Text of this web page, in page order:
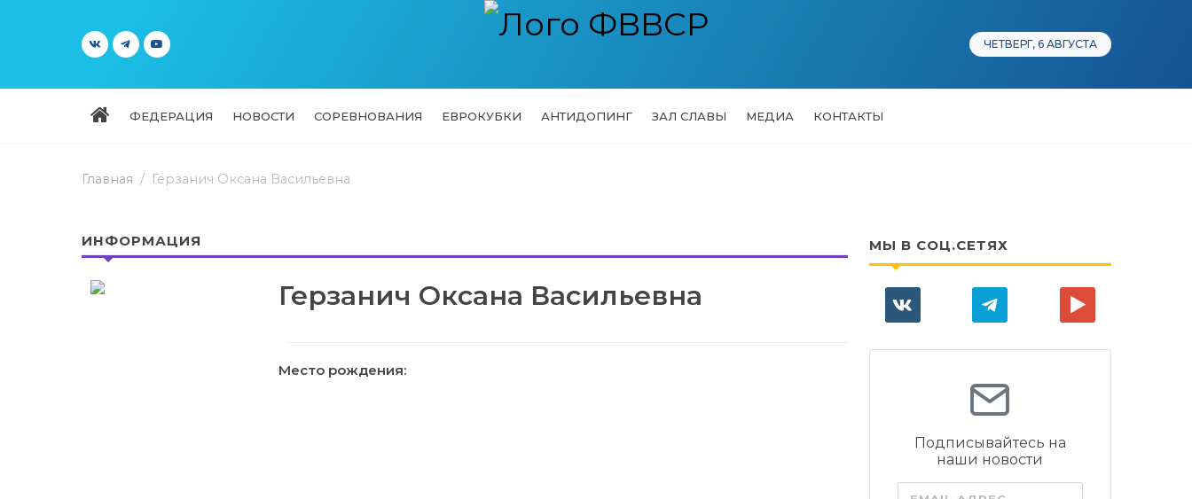
ЧЕТВЕРГ, 6 АВГУСТА
ФЕДЕРАЦИЯ НОВОСТИ СОРЕВНОВАНИЯ ЕВРОКУБКИ АНТИДОПИНГ ЗАЛ СЛАВЫ МЕДИА КОНТАКТЫ
Главная Герзанич Оксана Васильевна
ИНФОРМАЦИЯ
Герзанич Оксана Васильевна
Место рождения:
МЫ В СОЦ.СЕТЯХ
Подписывайтесь на
наши новости